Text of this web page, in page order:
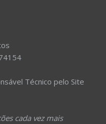
Técnico pelo Site
cada vez mais